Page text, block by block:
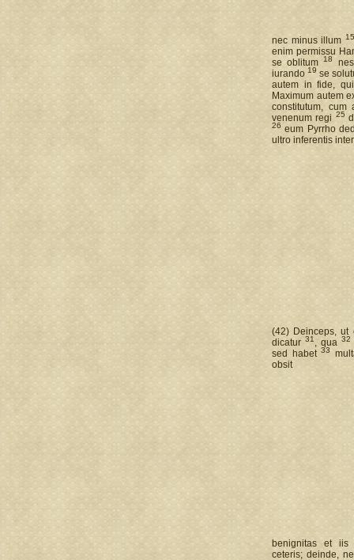
nec minus illum 15
enim permissu
se oblitum18
iurando19 se
autem in fide,
Maximum autem
constitutum,
venenum regi 25
26 eum Pyrrho
ultro inferentis
(42) Deinceps, ut
dicatur 31 , qua 32
sed habet33
obsit
benignitas et
ceteris; deinde,